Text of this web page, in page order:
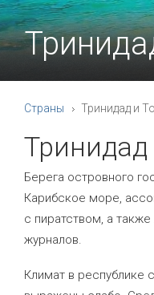
Страны Тринидад и
Тринидад
Берега островного
Карибское море,
с пиратством, а
журналов.
Климат в республике